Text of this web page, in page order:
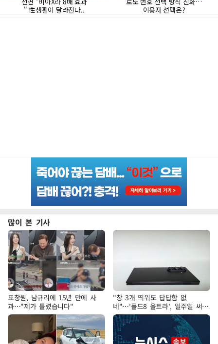
많이 본 기사
표창원, 남규리에 15년 만에 사
과…"제가 틀렸습니다"
"창 3개 띄워도 답답함 없
네"…'폴드8 울트라', 일주일 써보
니